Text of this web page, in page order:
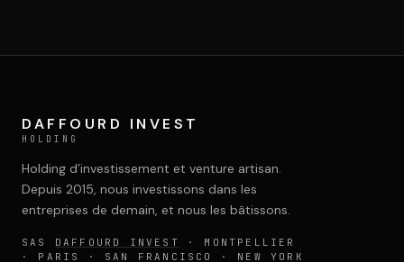
DAFFOURD INVEST
HOLDING
Holding d’investissement et venture artisan.
Depuis 2015, nous investissons dans les
entreprises de demain, et nous les bâtissons.
SAS DAFFOURD INVEST
· MONTPELLIER
· PARIS · SAN FRANCISCO · NEW YORK